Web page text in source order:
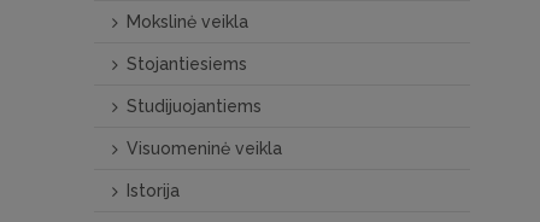
Mokslinė veikla
Stojantiesiems
Studijuojantiems
Visuomeninė veikla
Istorija